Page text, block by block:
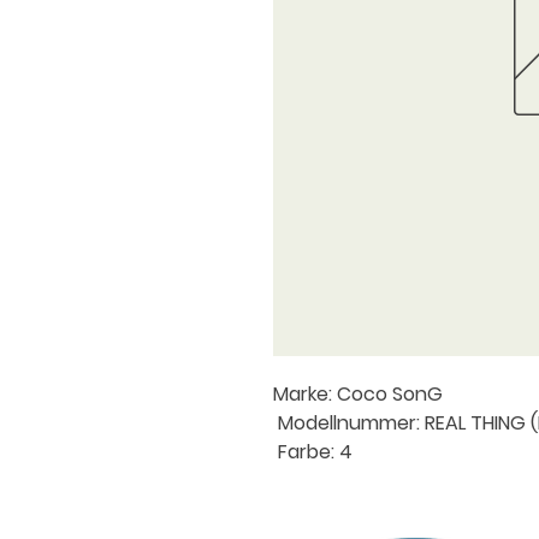
Marke: Coco SonG
Modellnummer: REAL THING
Farbe: 4